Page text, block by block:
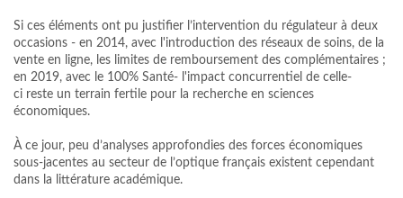
Si ces éléments ont pu justifier l’intervention du régulateur à deux
occasions - en 2014, avec l'introduction des réseaux de soins, de la
vente en ligne, les limites de remboursement des complémentaires ;
en 2019, avec le 100% Santé- l'impact concurrentiel de celle-
ci reste un terrain fertile pour la recherche en sciences
économiques.
À ce jour, peu d’analyses approfondies des forces économiques
sous-jacentes au secteur de l’optique français existent cependant
dans la littérature académique.